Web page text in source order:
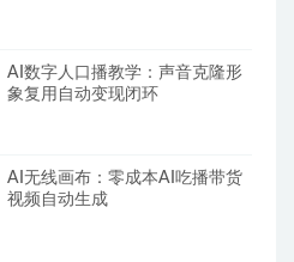
AI数字人口播教学：声音克隆形
象复用自动变现闭环
AI无线画布：零成本AI吃播带货
视频自动生成